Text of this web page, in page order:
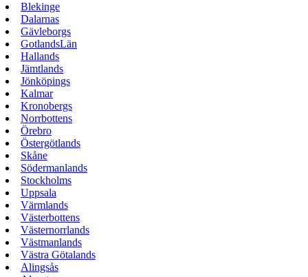
Blekinge
Dalarnas
Gävleborgs
GotlandsLän
Hallands
Jämtlands
Jönköpings
Kalmar
Kronobergs
Norrbottens
Örebro
Östergötlands
Skåne
Södermanlands
Stockholms
Uppsala
Värmlands
Västerbottens
Västernorrlands
Västmanlands
Västra Götalands
Alingsås